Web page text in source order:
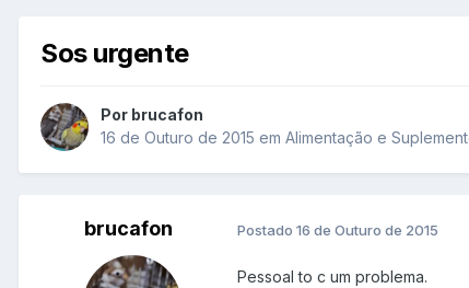
Sos urgente
Por brucafon
16 de Outuro de 2015 em Alimentação e
brucafon Postado 16 de Outuro de 2015
Pessoal to c um problema.